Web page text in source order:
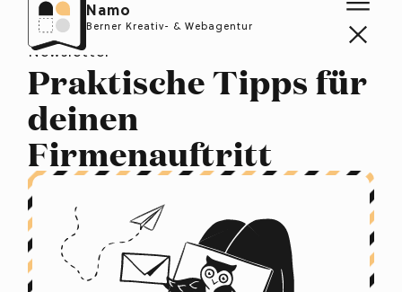
Namo
Berner Kreativ- & Webagentur
Newsletter
Praktische Tipps für
deinen
Firmenauftritt